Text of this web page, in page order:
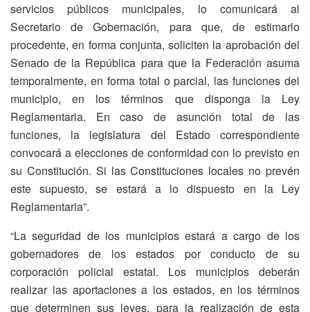
servicios públicos municipales, lo comunicará al
Secretario de Gobernación, para que, de estimarlo
procedente, en forma conjunta, soliciten la aprobación del
Senado de la República para que la Federación asuma
temporalmente, en forma total o parcial, las funciones del
municipio, en los términos que disponga la Ley
Reglamentaria. En caso de asunción total de las
funciones, la legislatura del Estado correspondiente
convocará a elecciones de conformidad con lo previsto en
su Constitución. Si las Constituciones locales no prevén
este supuesto, se estará a lo dispuesto en la Ley
Reglamentaria”.
“La seguridad de los municipios estará a cargo de los
gobernadores de los estados por conducto de su
corporación policial estatal. Los municipios deberán
realizar las aportaciones a los estados, en los términos
que determinen sus leyes, para la realización de esta